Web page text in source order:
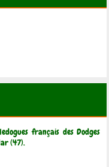
français des Dodges
(47).